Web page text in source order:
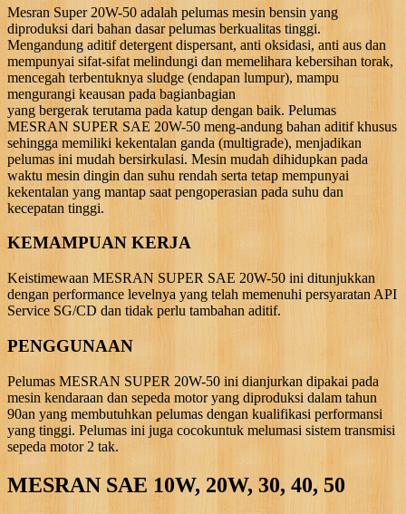
Mesran Super 20W-50 adalah pelumas mesin bensin yang
diproduksi dari bahan dasar pelumas berkualitas tinggi.
Mengandung aditif detergent dispersant, anti oksidasi, anti aus dan
mempunyai sifat-sifat melindungi dan memelihara kebersihan torak,
mencegah terbentuknya sludge (endapan lumpur), mampu
mengurangi keausan pada bagianbagian
yang bergerak terutama pada katup dengan baik. Pelumas
MESRAN SUPER SAE 20W-50 meng-andung bahan aditif khusus
sehingga memiliki kekentalan ganda (multigrade), menjadikan
pelumas ini mudah bersirkulasi. Mesin mudah dihidupkan pada
waktu mesin dingin dan suhu rendah serta tetap mempunyai
kekentalan yang mantap saat pengoperasian pada suhu dan
kecepatan tinggi.
KEMAMPUAN KERJA
Keistimewaan MESRAN SUPER SAE 20W-50 ini ditunjukkan
dengan performance levelnya yang telah memenuhi persyaratan API
Service SG/CD dan tidak perlu tambahan aditif.
PENGGUNAAN
Pelumas MESRAN SUPER 20W-50 ini dianjurkan dipakai pada
mesin kendaraan dan sepeda motor yang diproduksi dalam tahun
90an yang membutuhkan pelumas dengan kualifikasi performansi
yang tinggi. Pelumas ini juga cocokuntuk melumasi sistem transmisi
sepeda motor 2 tak.
MESRAN SAE 10W, 20W, 30, 40, 50